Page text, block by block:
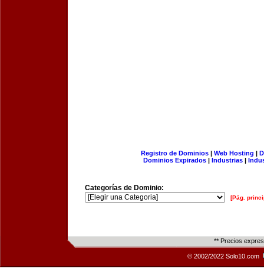
Registro de Dominios| Web Hosting |
Dominios Expirados | Industrias |
Categorías de Dominio:
[Pág.
** Precios
© 2002/2022 Solo10.com